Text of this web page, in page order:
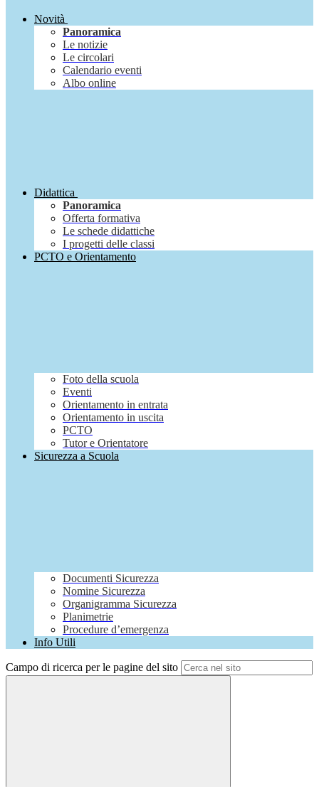
Novità
Panoramica
Le notizie
Le circolari
Calendario eventi
Albo online
Didattica
Panoramica
Offerta formativa
Le schede didattiche
I progetti delle classi
PCTO e Orientamento
Foto della scuola
Eventi
Orientamento in entrata
Orientamento in uscita
PCTO
Tutor e Orientatore
Sicurezza a Scuola
Documenti Sicurezza
Nomine Sicurezza
Organigramma Sicurezza
Planimetrie
Procedure d’emergenza
Info Utili
Campo di ricerca per le pagine del sito